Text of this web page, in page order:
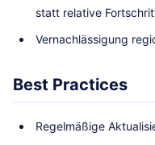
statt relative
Vernachlässigung
Best Practices
Regelmäßige